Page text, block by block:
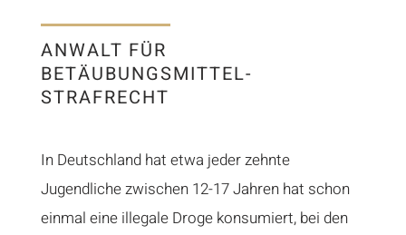
ANWALT FÜR
BETÄUBUNGSMITTEL-
STRAFRECHT
In Deutschland hat etwa jeder zehnte
Jugendliche zwischen 12-17 Jahren hat schon
einmal eine illegale Droge konsumiert, bei den